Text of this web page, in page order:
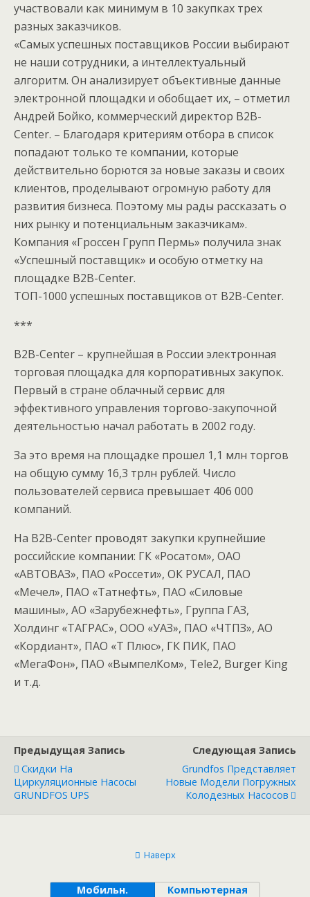
участвовали как минимум в 10 закупках трех
разных заказчиков.
«Самых успешных поставщиков России выбирают
не наши сотрудники, а интеллектуальный
алгоритм. Он анализирует объективные данные
электронной площадки и обобщает их, – отметил
Андрей Бойко, коммерческий директор B2B-
Center. – Благодаря критериям отбора в список
попадают только те компании, которые
действительно борются за новые заказы и своих
клиентов, проделывают огромную работу для
развития бизнеса. Поэтому мы рады рассказать о
них рынку и потенциальным заказчикам».
Компания «Гроссен Групп Пермь» получила знак
«Успешный поставщик» и особую отметку на
площадке B2B-Center.
ТОП-1000 успешных поставщиков от B2B-Center.
***
B2B-Center – крупнейшая в России электронная
торговая площадка для корпоративных закупок.
Первый в стране облачный сервис для
эффективного управления торгово-закупочной
деятельностью начал работать в 2002 году.
За это время на площадке прошел 1,1 млн торгов
на общую сумму 16,3 трлн рублей. Число
пользователей сервиса превышает 406 000
компаний.
На B2B-Center проводят закупки крупнейшие
российские компании: ГК «Росатом», ОАО
«АВТОВАЗ», ПАО «Россети», ОК РУСАЛ, ПАО
«Мечел», ПАО «Татнефть», ПАО «Силовые
машины», АО «Зарубежнефть», Группа ГАЗ,
Холдинг «ТАГРАС», ООО «УАЗ», ПАО «ЧТПЗ», АО
«Кордиант», ПАО «Т Плюс», ГК ПИК, ПАО
«МегаФон», ПАО «ВымпелКом», Tele2, Burger King
и т.д.
Предыдущая Запись
Скидки На
Циркуляционные Насосы
GRUNDFOS UPS
Следующая Запись
Grundfos Представляет
Новые Модели Погружных
Колодезных Насосов
Наверх
Мобильн. Компьютерная